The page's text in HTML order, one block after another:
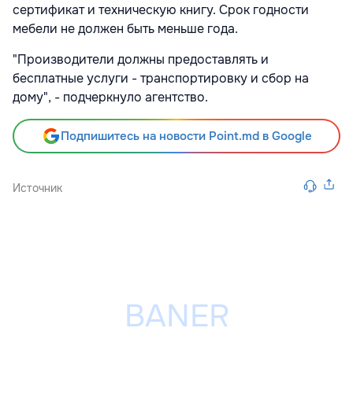
сертификат и техническую книгу. Срок годности
мебели не должен быть меньше года.
"Производители должны предоставлять и
бесплатные услуги - транспортировку и сбор на
дому", - подчеркнуло агентство.
Подпишитесь на новости Point.md в Google
Источник